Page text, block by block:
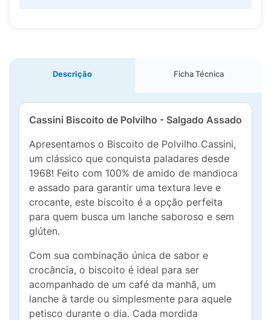
Descrição Ficha Técnica
Cassini Biscoito de Polvilho - Salgado Assado
Apresentamos o Biscoito de Polvilho Cassini,
um clássico que conquista paladares desde
1968! Feito com 100% de amido de mandioca
e assado para garantir uma textura leve e
crocante, este biscoito é a opção perfeita
para quem busca um lanche saboroso e sem
glúten.
Com sua combinação única de sabor e
crocância, o biscoito é ideal para ser
acompanhado de um café da manhã, um
lanche à tarde ou simplesmente para aquele
petisco durante o dia. Cada mordida